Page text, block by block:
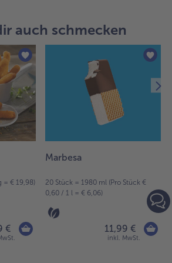
auch schmecken
= € 19,98)
€
Marbesa
20 Stück = 1980 ml (Pro Stück €
0,60 / 1 l = € 6,06)
11,99 €
inkl. MwSt.